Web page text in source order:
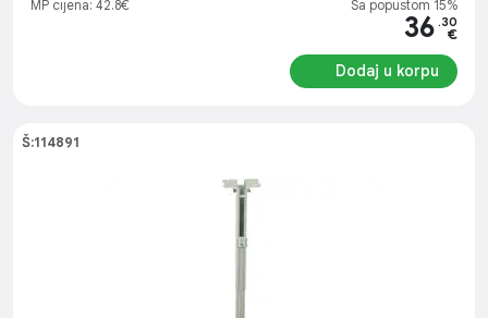
MP cijena: 42.8€ Sa popustom 15%
36 .30
€
Dodaj u korpu
Š:114891